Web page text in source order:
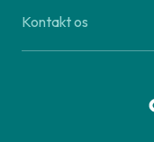
Kontakt os